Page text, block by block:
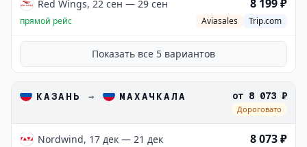
Red Wings, 22 сен — 29 сен 8 199 ₽
прямой рейс Aviasales Trip.com
Показать все 5 вариантов
КАЗАНЬ → МАХАЧКАЛА от 8 073 ₽
Дороговато
Nordwind, 17 дек — 21 дек 8 073 ₽